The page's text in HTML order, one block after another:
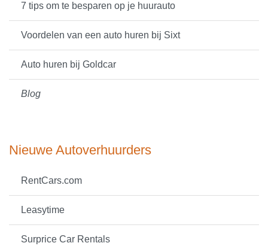
7 tips om te besparen op je huurauto
Voordelen van een auto huren bij Sixt
Auto huren bij Goldcar
Blog
Nieuwe Autoverhuurders
RentCars.com
Leasytime
Surprice Car Rentals